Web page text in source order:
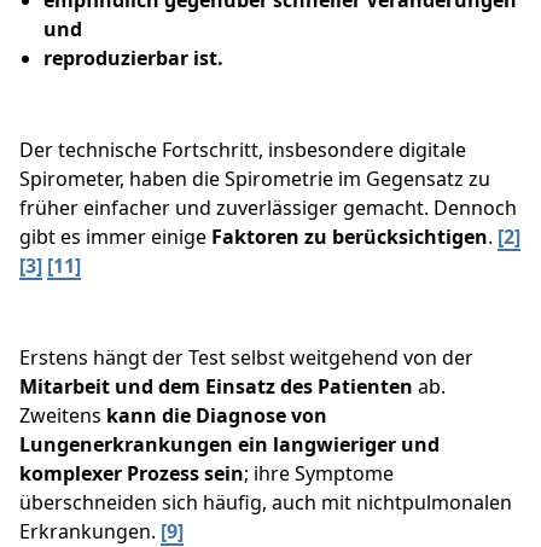
und
reproduzierbar ist.
Der technische Fortschritt, insbesondere digitale
Spirometer, haben die Spirometrie im Gegensatz zu
früher einfacher und zuverlässiger gemacht. Dennoch
gibt es immer einige Faktoren zu berücksichtigen. [2]
[3] [11]
Erstens hängt der Test selbst weitgehend von der
Mitarbeit und dem Einsatz des Patienten ab.
Zweitens kann die Diagnose von
Lungenerkrankungen ein langwieriger und
komplexer Prozess sein; ihre Symptome
überschneiden sich häufig, auch mit nichtpulmonalen
Erkrankungen. [9]